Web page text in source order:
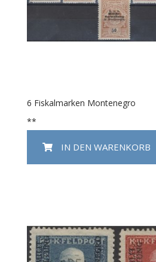
6 Fiskalmarken Montenegro
**
IN DEN WARENKORB